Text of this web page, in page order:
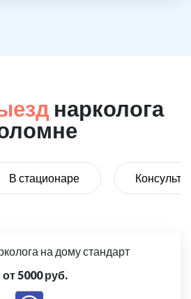
нарколога
В стационаре
на дому стандарт
от 5000 руб.